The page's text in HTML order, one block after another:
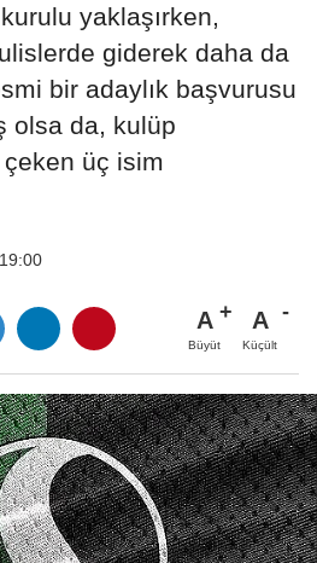
yaklaşırken,
giderek daha da
bir adaylık başvurusu
olsa da, kulüp
üç isim
A
Büyüt
A
Küçült